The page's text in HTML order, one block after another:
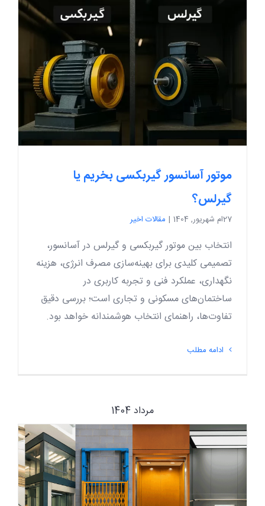
موتور آسانسور گیربکسی بخریم یا
گیرلس؟
27ام شهریور, 1404 | مقالات اخیر
انتخاب بین موتور گیربکسی و گیرلس در آسانسور،
تصمیمی کلیدی برای بهینه‌سازی مصرف انرژی، هزینه
نگهداری، عملکرد فنی و تجربه کاربری در
ساختمان‌های مسکونی و تجاری است؛ بررسی دقیق
تفاوت‌ها، راهنمای انتخاب هوشمندانه خواهد بود.
ادامه مطلب
مرداد 1404